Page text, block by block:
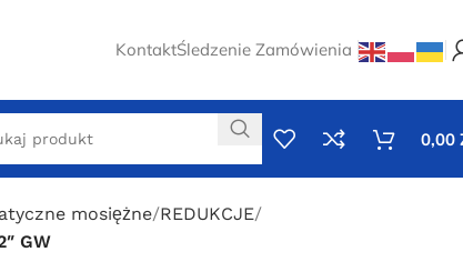
KontaktŚledzenie Zamówienia
0,00
mosiężne REDUKCJE
GW